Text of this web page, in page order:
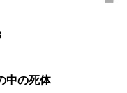
中の死体